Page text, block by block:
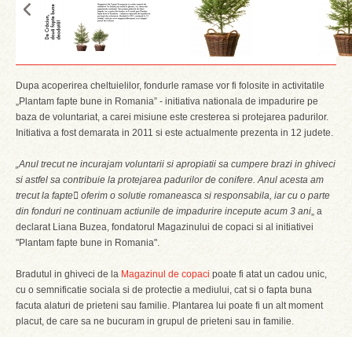
Dupa acoperirea cheltuielilor, fondurle ramase vor fi folosite in activitatile
„Plantam fapte bune in Romania” - initiativa nationala de impadurire pe
baza de voluntariat, a carei misiune este cresterea si protejarea padurilor.
Initiativa a fost demarata in 2011 si este actualmente prezenta in 12 judete.
„Anul trecut ne incurajam voluntarii si apropiatii sa cumpere brazi in ghiveci
si astfel sa contribuie la protejarea padurilor de conifere. Anul acesta am
trecut la fapte oferim o solutie romaneasca si responsabila, iar cu o parte
din fonduri ne continuam actiunile de impadurire incepute acum 3 ani„ a
declarat Liana Buzea, fondatorul Magazinului de copaci si al initiativei
"Plantam fapte bune in Romania".
Bradutul in ghiveci de la Magazinul de copaci poate fi atat un cadou unic,
cu o semnificatie sociala si de protectie a mediului, cat si o fapta buna
facuta alaturi de prieteni sau familie. Plantarea lui poate fi un alt moment
placut, de care sa ne bucuram in grupul de prieteni sau in familie.